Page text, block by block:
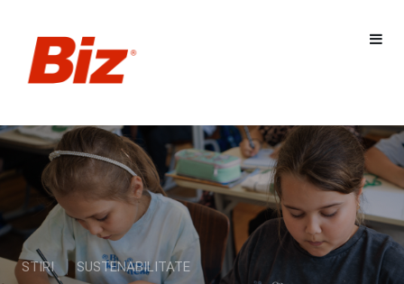
STIRI SUSTENABILITATE